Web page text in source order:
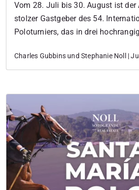
Vom 28. Juli bis 30. August ist der
stolzer Gastgeber des 54.
Poloturniers, das in drei
prestigeträchtige Copa de Oro im
Spielen mit Handicap-Werten von
Charles Gubbins und Stephanie Noll |